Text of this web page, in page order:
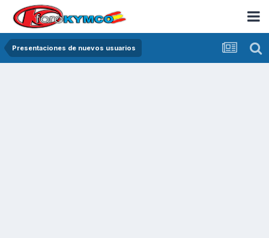
Presentaciones de nuevos usuarios